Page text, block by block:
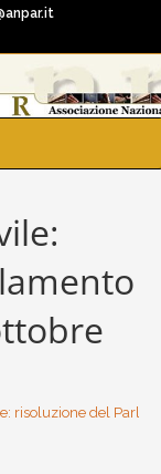
risoluzione del